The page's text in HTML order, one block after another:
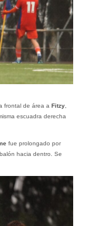
frontal de área a Fitzy,
escuadra derecha
fue prolongado por
hacia dentro. Se